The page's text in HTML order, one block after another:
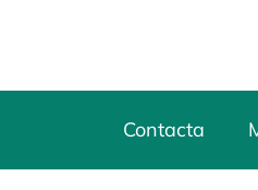
Contacta